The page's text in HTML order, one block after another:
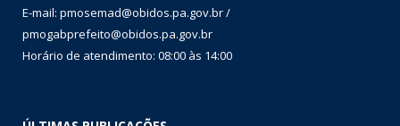
E-mail: pmosemad@obidos.pa.gov.br /
pmogabprefeito@obidos.pa.gov.br
Horário de atendimento: 08:00 às 14:00